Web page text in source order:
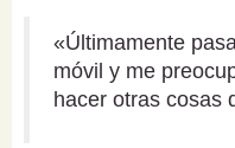
«Últimamente
móvil y me
hacer otras cosas